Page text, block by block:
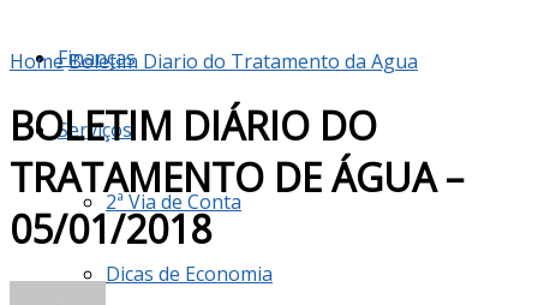
Finanças
Serviços
2ª Via de Conta
Dicas de Economia
HomeBoletim Diario do Tratamento da Agua
BOLETIM DIÁRIO DO
TRATAMENTO DE ÁGUA –
05/01/2018